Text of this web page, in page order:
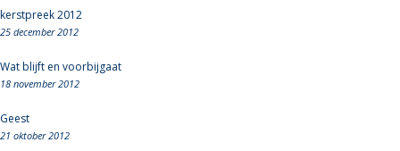
kerstpreek 2012
25 december 2012
Wat blijft en voorbijgaat
18 november 2012
Geest
21 oktober 2012